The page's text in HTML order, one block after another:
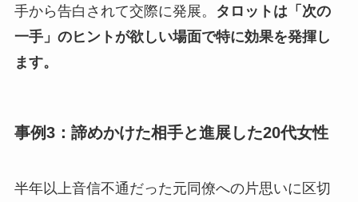
手から告白されて交際に発展。
タロットは「次の
一手」のヒントが欲しい場面で特に効果を発揮し
ます。
事例3：諦めかけた相手と進展した20代女性
半年以上音信不通だった元同僚への片思いに区切